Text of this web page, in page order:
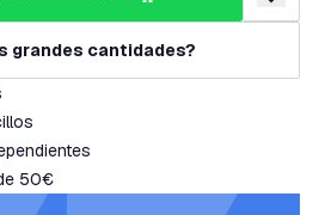
grandes cantidades?
50€